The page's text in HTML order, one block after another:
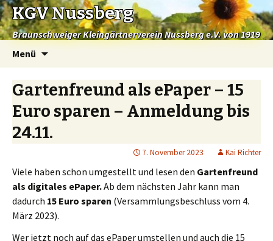
KGV Nussberg
Braunschweiger Kleingärtnerverein Nussberg e.V. von 1919
Menü
Springe
Gartenfreund als ePaper – 15
Euro sparen – Anmeldung bis
24.11.
7. November 2023 Kai Richter
Viele haben schon umgestellt und lesen den Gartenfreund
als digitales ePaper.Ab dem nächsten Jahr kann man
dadurch 15 Euro sparen (Versammlungsbeschluss vom 4.
März 2023).
Wer jetzt noch auf das ePaper umstellen und auch die 15